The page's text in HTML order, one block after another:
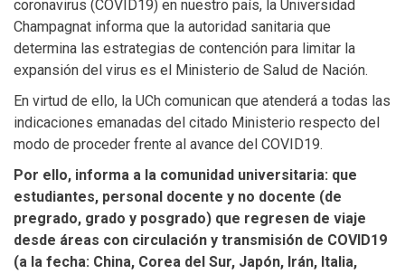
coronavirus (COVID19) en nuestro país, la Universidad
Champagnat informa que la autoridad sanitaria que
determina las estrategias de contención para limitar la
expansión del virus es el Ministerio de Salud de Nación.
En virtud de ello, la UCh comunican que atenderá a todas las
indicaciones emanadas del citado Ministerio respecto del
modo de proceder frente al avance del COVID19.
Por ello, informa a la comunidad universitaria: que
estudiantes, personal docente y no docente (de
pregrado, grado y posgrado) que regresen de viaje
desde áreas con circulación y transmisión de COVID19
(a la fecha: China, Corea del Sur, Japón, Irán, Italia,